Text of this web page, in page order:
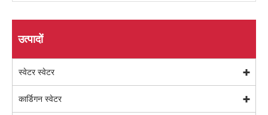
उत्पादों
स्वेटर स्वेटर
कार्डिगन स्वेटर